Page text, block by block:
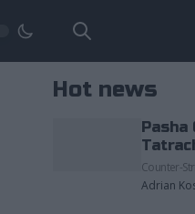
Hot news
Pasha
Counter-
Adrian